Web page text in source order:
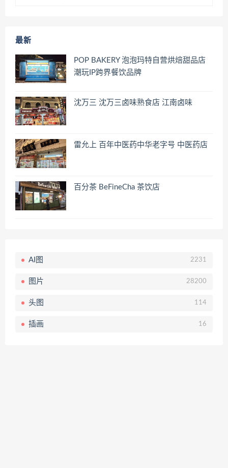
最新
POP BAKERY 泡泡玛特自营烘焙甜品店
潮玩IP跨界餐饮品牌
沈万三 沈万三卤味熟食店 江南卤味
雷允上 百年中医药中华老字号 中医药店
百分茶 BeFineCha 茶饮店
AI图 2231
图片 28200
头图 114
插画 16